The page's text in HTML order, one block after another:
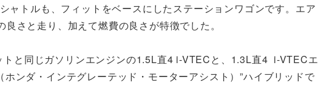
ャトルも、フィットをベースにしたステーションワゴンです。エア
さと走り、加えて燃費の良さが特徴でした。
トと同じガソリンエンジンの1.5L直4 i-VTECと、1.3L直4 i-VTECエ
ホンダ・インテグレーテッド・モーターアシスト）”ハイブリッドで